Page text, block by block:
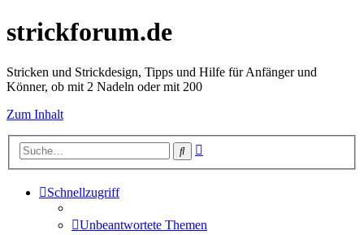
strickforum.de
Stricken und Strickdesign, Tipps und Hilfe für Anfänger und
Könner, ob mit 2 Nadeln oder mit 200
Zum Inhalt
Suche
Schnellzugriff
Unbeantwortete Themen